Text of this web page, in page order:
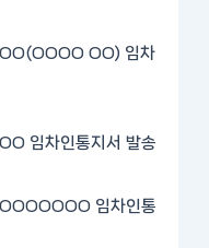
OO) 임차
임차인통지서 발송
임차인통